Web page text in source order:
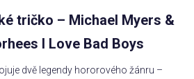
tričko – Michael Myers &
I Love Bad Boys
dvě legendy hororového žánru –